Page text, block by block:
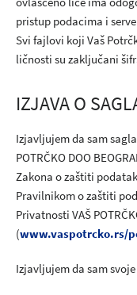
pristup podacima i
Svi fajlovi koji Vaš
ličnosti su zaključani
IZJAVA O
Izjavljujem da sam
POTRČKO DOO
Zakona o zaštiti
Pravilnikom o zaštiti
Privatnosti VAŠ
(www.vaspotrcko.rs/
Izjavljujem da sam